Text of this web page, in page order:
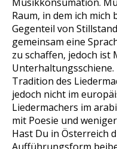
Raum, in dem ich mich
Gegenteil von
gemeinsam eine
zu schaffen, jedoch ist
Tradition des
jedoch nicht im
Liedermachers im
mit Poesie und
Hast Du in Österreich